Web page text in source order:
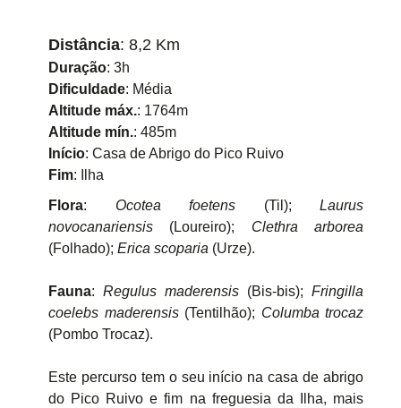
Distância: 8,2 Km
Duração: 3h
Dificuldade: Média
Altitude máx.: 1764m
Altitude mín.: 485m
Início: Casa de Abrigo do Pico Ruivo
Fim: Ilha
Flora: Ocotea foetens (Til); Laurus
novocanariensis (Loureiro); Clethra arborea
(Folhado); Erica scoparia (Urze).
Fauna: Regulus maderensis (Bis-bis); Fringilla
coelebs maderensis(Tentilhão); Columba trocaz
(Pombo Trocaz).
Este percurso tem o seu início na casa de abrigo
do Pico Ruivo e fim na freguesia da Ilha, mais